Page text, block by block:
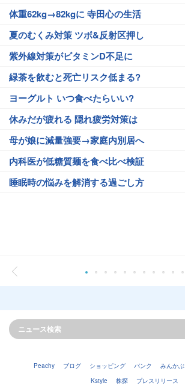
体重62kg→82kgに 寺田心の生活
夏のむくみ対策 ツボ&反射区押し
紫外線対策がビタミンD不足に
緑茶を飲むと死亡リスク低まる?
ヨーグルト いつ食べたらいい?
休みだが疲れる 隠れ疲労対策は
母が娘に減量強要→家庭内別居へ
内科医が低糖質麺を食べ比べ検証
睡眠時の悩みを解消する過ごし方
Peachy ブログ ショッピング バンク みんかぶ
Kstyle
株探 プレスリリース